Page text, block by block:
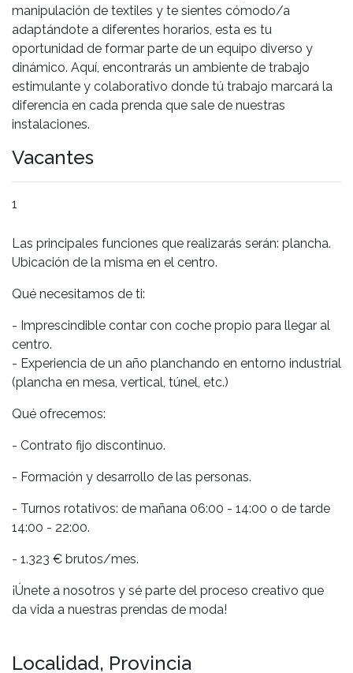
manipulación de textiles y te sientes cómodo/a
adaptándote a diferentes horarios, esta es tu
oportunidad de formar parte de un equipo diverso y
dinámico. Aquí, encontrarás un ambiente de trabajo
estimulante y colaborativo donde tú trabajo marcará la
diferencia en cada prenda que sale de nuestras
instalaciones.
Vacantes
1
Las principales funciones que realizarás serán: plancha.
Ubicación de la misma en el centro.
Qué necesitamos de ti:
- Imprescindible contar con coche propio para llegar al
centro.
- Experiencia de un año planchando en entorno industrial
(plancha en mesa, vertical, túnel, etc.)
Qué ofrecemos:
- Contrato fijo discontinuo.
- Formación y desarrollo de las personas.
- Turnos rotativos: de mañana 06:00 - 14:00 o de tarde
14:00 - 22:00.
- 1.323 € brutos/mes.
¡Únete a nosotros y sé parte del proceso creativo que
da vida a nuestras prendas de moda!
Localidad, Provincia